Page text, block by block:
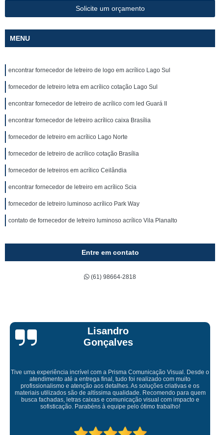
Solicite um orçamento
MENU
encontrar fornecedor de letreiro de logo em acrílico Lago Sul
fornecedor de letreiro letra em acrílico cotação Lago Sul
encontrar fornecedor de letreiro de acrílico com led Guará II
encontrar fornecedor de letreiro acrílico caixa Brasília
fornecedor de letreiro em acrílico Lago Norte
fornecedor de letreiro de acrílico cotação Brasília
fornecedor de letreiros em acrílico Ceilândia
encontrar fornecedor de letreiro em acrílico Scia
fornecedor de letreiro luminoso acrílico Park Way
contato de fornecedor de letreiro luminoso acrílico Vila Planalto
Entre em contato
(61) 98664-2818
o
quem
Bruna Eduarda
Empresa maravilhosa, entregue antes do prazo e a
ficou perfeita, indico de olhos fechados